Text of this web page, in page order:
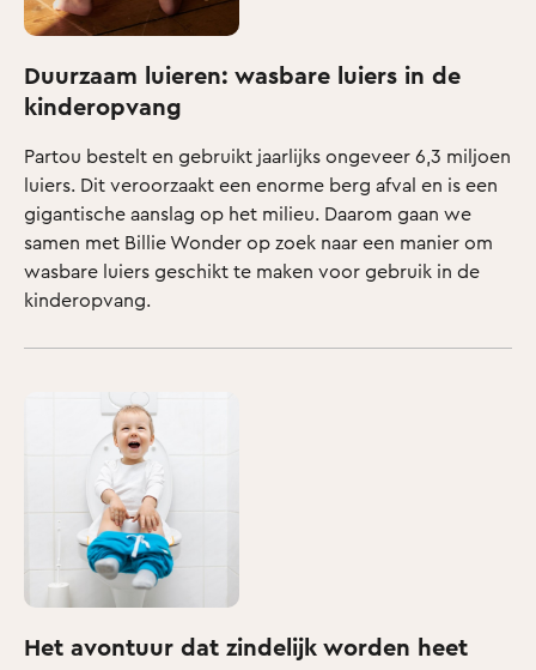
Duurzaam luieren: wasbare luiers in de
kinderopvang
Partou bestelt en gebruikt jaarlijks ongeveer 6,3 miljoen
luiers. Dit veroorzaakt een enorme berg afval en is een
gigantische aanslag op het milieu. Daarom gaan we
samen met Billie Wonder op zoek naar een manier om
wasbare luiers geschikt te maken voor gebruik in de
kinderopvang.
Het avontuur dat zindelijk worden heet